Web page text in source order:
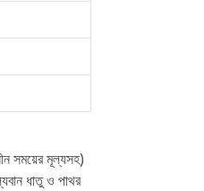
সময়ের মূল্যসহ)
ধাতু ও পাথর